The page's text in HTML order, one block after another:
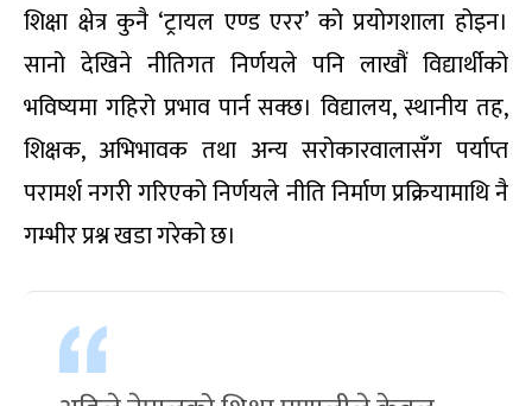
शिक्षा क्षेत्र कुनै ‘ट्रायल एण्ड एरर’ को प्रयोगशाला होइन।
सानो देखिने नीतिगत निर्णयले पनि लाखौं विद्यार्थीको
भविष्यमा गहिरो प्रभाव पार्न सक्छ। विद्यालय, स्थानीय तह,
शिक्षक, अभिभावक तथा अन्य सरोकारवालासँग पर्याप्त
परामर्श नगरी गरिएको निर्णयले नीति निर्माण प्रक्रियामाथि नै
गम्भीर प्रश्न खडा गरेको छ।